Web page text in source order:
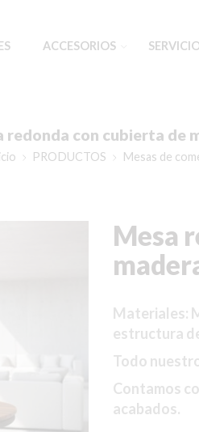
ACCESORIOS
redonda con cubierta de
PRODUCTOS Mesas de
Mesa
Materiales:
estructura
Todo
Contamos
acabados.